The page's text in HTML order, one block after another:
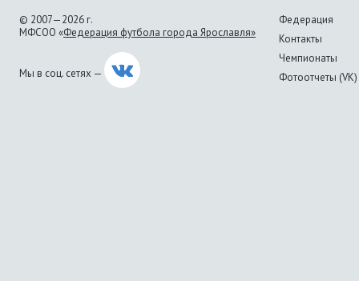
© 2007—2026 г.
МФСОО «Федерация футбола города Ярославля»
Мы в соц. сетях —
Федерация
Контакты
Чемпионаты
Фотоотчеты (VK)